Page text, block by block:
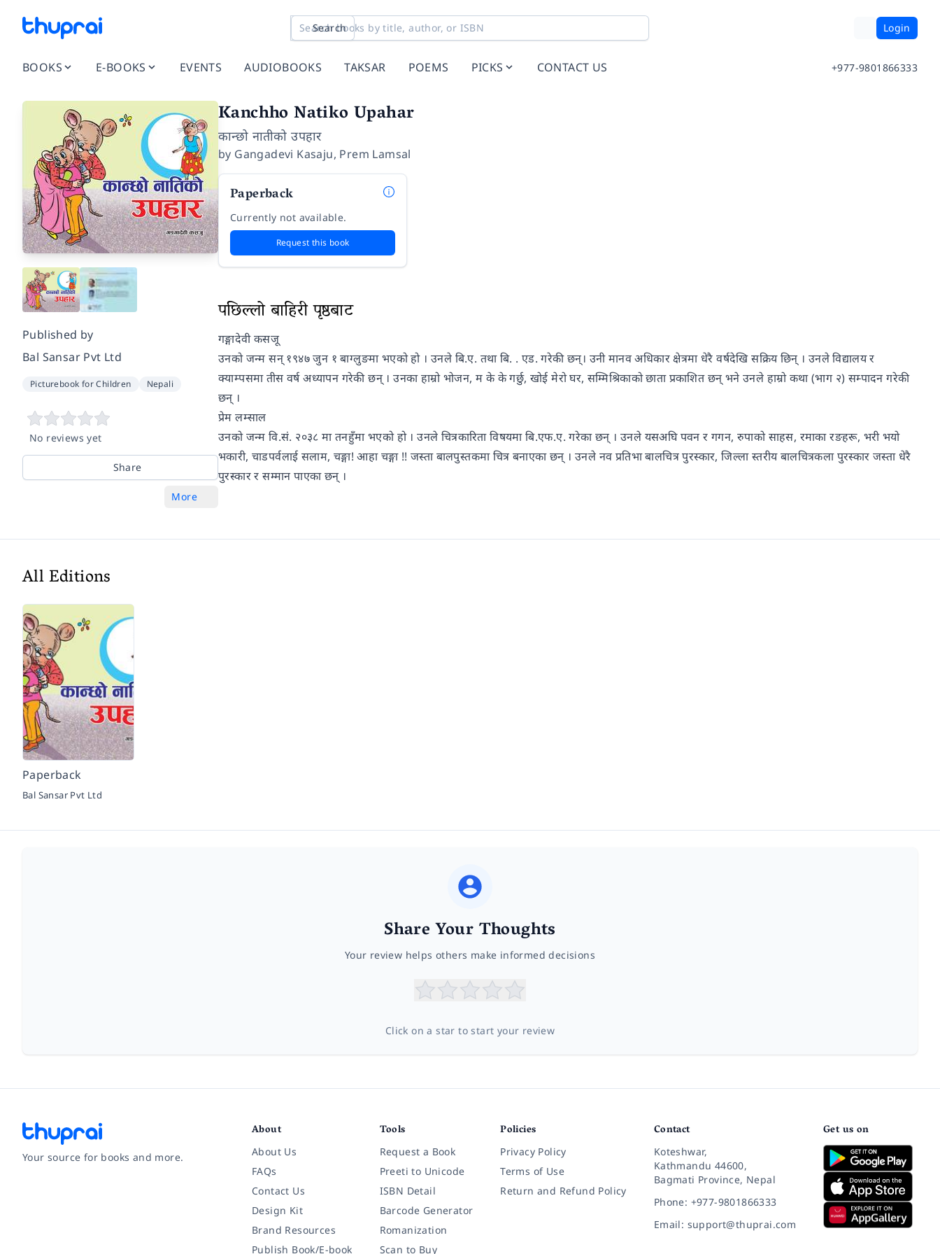
Search Login
BOOKS E-BOOKS EVENTS AUDIOBOOKS TAKSAR POEMS PICKS CONTACT US +977-9801866333
Published by
Bal Sansar Pvt Ltd
Picturebook for Children Nepali
No reviews yet
Share
More
Kanchho Natiko Upahar
कान्छो नातीको उपहार
by Gangadevi Kasaju, Prem Lamsal
Paperback
Currently not available.
Request this book
पछिल्लो बाहिरी पृष्ठबाट
गङ्गादेवी कसजू
उनको जन्म सन् १९४७ जुन १ बाग्लुङमा भएको हो । उनले बि.ए. तथा बि. . एड. गरेकी छन्। उनी मानव अधिकार क्षेत्रमा धेरै वर्षदेखि सक्रिय छिन् । उनले विद्यालय र
क्याम्पसमा तीस वर्ष अध्यापन गरेकी छन् । उनका हाम्रो भोजन, म के के गर्छु, खोई मेरो घर, सम्मिश्रिकाको छाता प्रकाशित छन् भने उनले हाम्रो कथा (भाग २) सम्पादन गरेकी
छन् ।
प्रेम लम्साल
उनको जन्म वि.सं. २०३८ मा तनहुँमा भएको हो । उनले चित्रकारिता विषयमा बि.एफ.ए. गरेका छन् । उनले यसअघि पवन र गगन, रुपाको साहस, रमाका रङहरू, भरी भयो
भकारी, चाडपर्वलाई सलाम, चङ्गा! आहा चङ्गा !! जस्ता बालपुस्तकमा चित्र बनाएका छन् । उनले नव प्रतिभा बालचित्र पुरस्कार, जिल्ला स्तरीय बालचित्रकला पुरस्कार जस्ता धेरै
पुरस्कार र सम्मान पाएका छन् ।
All Editions
Paperback
Bal Sansar Pvt Ltd
Share Your Thoughts
Your review helps others make informed decisions
Click on a star to start your review
Your source for books and more.
About
About Us
FAQs
Contact Us
Design Kit
Brand Resources
Publish Book/E-book
Tools
Request a Book
Preeti to Unicode
ISBN Detail
Barcode Generator
Romanization
Scan to Buy
Policies
Privacy Policy
Terms of Use
Return and Refund Policy
Contact
Koteshwar,
Kathmandu 44600,
Bagmati Province, Nepal
Phone: +977-9801866333
Email: support@thuprai.com
Get us on